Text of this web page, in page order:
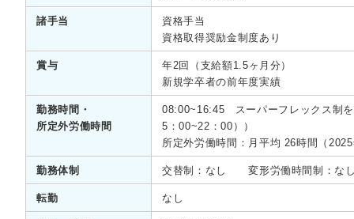
諸手当
資格手当
資格取得奨励金制度あり
賞与
年2回（支給額1.5ヶ月分）
新規学卒者の前年度実績
勤務時間・
所定外労働時間
08:00~16:45 スーパーフレックス制
5：00~22：00））
所定外労働時間：月平均 26時間（
勤務体制 交替制：なし 変形労働時間制：な
転勤 なし